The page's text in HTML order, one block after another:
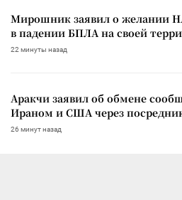
Мирошник заявил о желании
в падении БПЛА на своей
22 минуты назад
Аракчи заявил об обмене
Ираном и США через
26 минут назад